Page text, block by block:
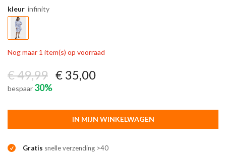
kleur infinity
Nog maar 1 item(s) op voorraad
€ 49,99 € 35,00
bespaar 30%
IN MIJN WINKELWAGEN
Gratis snelle verzending >40